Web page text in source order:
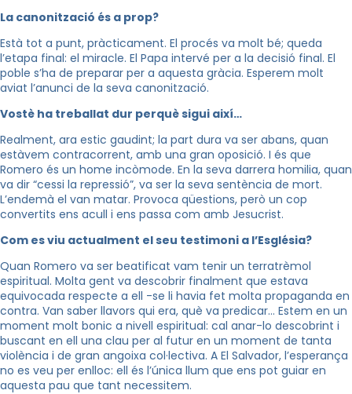
La canonització és a prop?
Està tot a punt, pràcticament. El procés va molt bé; queda
l’etapa final: el miracle. El Papa intervé per a la decisió final. El
poble s’ha de preparar per a aquesta gràcia. Esperem molt
aviat l’anunci de la seva canonització.
Vostè ha treballat dur perquè sigui així…
Realment, ara estic gaudint; la part dura va ser abans, quan
estàvem contracorrent, amb una gran oposició. I és que
Romero és un home incòmode. En la seva darrera homilia, quan
va dir “cessi la repressió”, va ser la seva sentència de mort.
L’endemà el van matar. Provoca qüestions, però un cop
convertits ens acull i ens passa com amb Jesucrist.
Com es viu actualment el seu testimoni a l’Església?
Quan Romero va ser beatificat vam tenir un terratrèmol
espiritual. Molta gent va descobrir finalment que estava
equivocada respecte a ell -se li havia fet molta propaganda en
contra. Van saber llavors qui era, què va predicar… Estem en un
moment molt bonic a nivell espiritual: cal anar-lo descobrint i
buscant en ell una clau per al futur en un moment de tanta
violència i de gran angoixa col·lectiva. A El Salvador, l’esperança
no es veu per enlloc: ell és l’única llum que ens pot guiar en
aquesta pau que tant necessitem.